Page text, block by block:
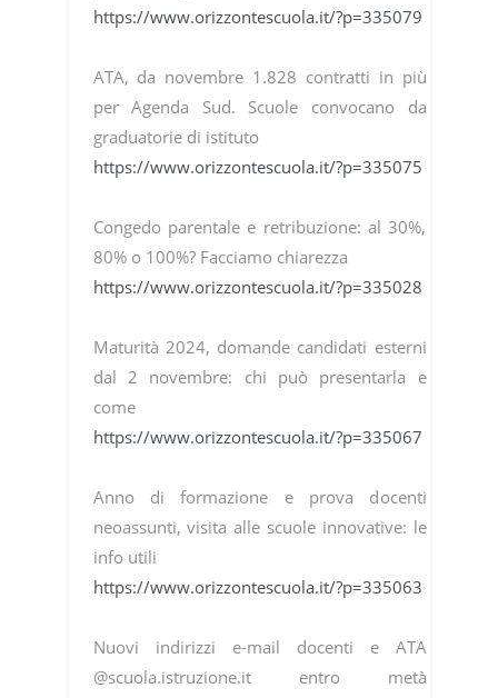
https://www.orizzontescuola.it/?p=335079
ATA, da novembre 1.828 contratti in più
per Agenda Sud. Scuole convocano da
graduatorie di istituto
https://www.orizzontescuola.it/?p=335075
Congedo parentale e retribuzione: al 30%,
80% o 100%? Facciamo chiarezza
https://www.orizzontescuola.it/?p=335028
Maturità 2024, domande candidati esterni
dal 2 novembre: chi può presentarla e
come
https://www.orizzontescuola.it/?p=335067
Anno di formazione e prova docenti
neoassunti, visita alle scuole innovative: le
info utili
https://www.orizzontescuola.it/?p=335063
Nuovi indirizzi e-mail docenti e ATA
@scuola.istruzione.it entro metà